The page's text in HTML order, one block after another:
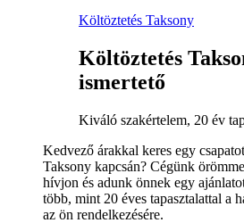
Költöztetés Taksony
Költöztetés
ismertető
Kiváló szakértelem, 20 év
Kedvező árakkal keres egy
Taksony kapcsán? Cégünk
hívjon és adunk önnek egy
több, mint 20 éves tapasztalattal a
az ön rendelkezésére.